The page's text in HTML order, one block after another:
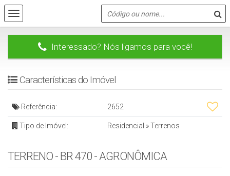
Interessado? Nós ligamos para você!
Características do Imóvel
Referência: 2652
Tipo de Imóvel: Residencial »Terrenos
TERRENO - BR 470 - AGRONÔMICA